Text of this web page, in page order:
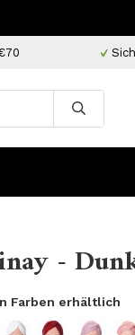
-
Farben erhältlich